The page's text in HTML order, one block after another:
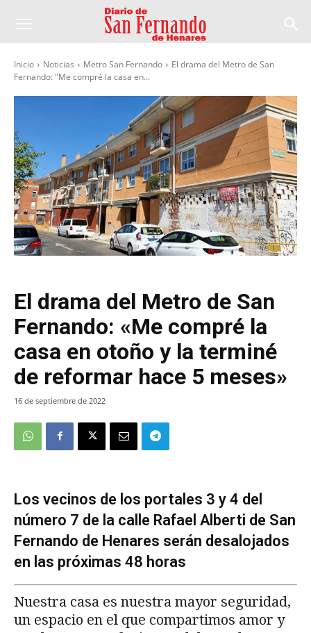
Inicio Noticias Metro San Fernando
El drama del Metro de San
Fernando: "Me compré la casa en...
El drama del Metro de San
Fernando: «Me compré la
casa en otoño y la terminé
de reformar hace 5 meses»
16 de septiembre de 2022
Los vecinos de los portales 3 y 4 del
número 7 de la calle Rafael Alberti de San
Fernando de Henares serán desalojados
en las próximas 48 horas
Nuestra casa es nuestra mayor seguridad,
un espacio en el que compartimos amor y